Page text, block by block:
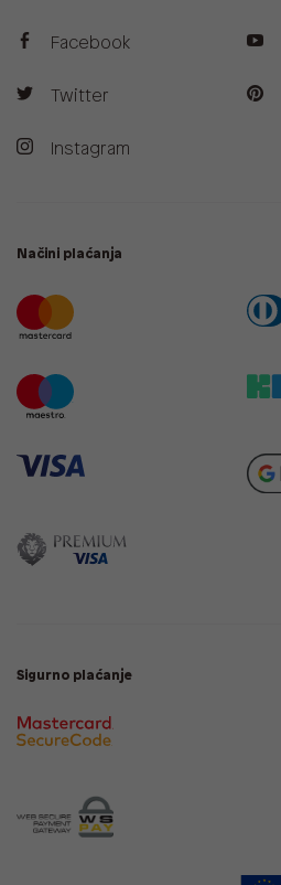
Facebook
Twitter
Instagram
Načini plaćanja
Sigurno plaćanje